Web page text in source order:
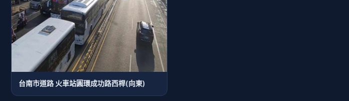
台南市道路 火車站圓環成功路西桿(向東)